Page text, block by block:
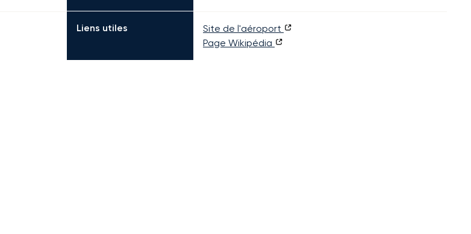
Liens utiles
Site de l'aéroport
Page Wikipédia